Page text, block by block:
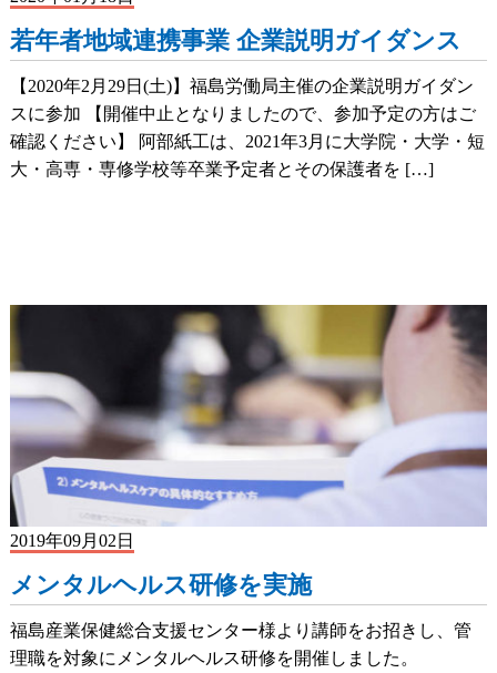
若年者地域連携事業 企業説明ガイダンス
【2020年2月29日(土)】福島労働局主催の企業説明ガイダン
スに参加 【開催中止となりましたので、参加予定の方はご
確認ください】 阿部紙工は、2021年3月に大学院・大学・短
大・高専・専修学校等卒業予定者とその保護者を […]
2019年09月02日
メンタルヘルス研修を実施
福島産業保健総合支援センター様より講師をお招きし、管
理職を対象にメンタルヘルス研修を開催しました。